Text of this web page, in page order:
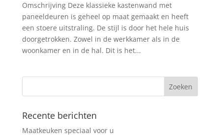
Omschrijving Deze klassieke kastenwand met
paneeldeuren is geheel op maat gemaakt en heeft
een stoere uitstraling. De stijl is door het hele huis
doorgetrokken. Zowel in de werkkamer als in de
woonkamer en in de hal. Dit is het...
Recente berichten
Maatkeuken speciaal voor u